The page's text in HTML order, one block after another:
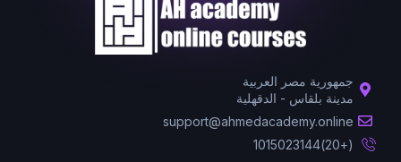
جمهورية مصر العربية
مدينة بلقاس - الدقهلية
support@ahmedacademy.online
(+20)1015023144